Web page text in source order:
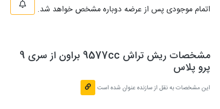
اتمام موجودی پس از عرضه دوباره مشخص خواهد شد.
مشخصات ریش تراش 9577cc براون از سری 9
پرو پلاس
این مشخصات به نقل از سازنده عنوان شده است